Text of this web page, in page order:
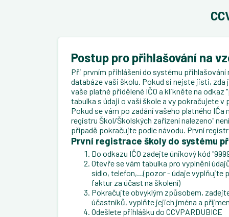
Postup pro přihlašování na
Při prvním přihlášení do systému
databáze vaši školu. Pokud si nejste jisti, zda
vaše platné přidělené IČO a klikněte na
tabulka s údaji o vaší škole a vy pokračujete
Pokud se vám po zadání vašeho platného IČa
registru Škol/Školských zařízení nalezeno"
případě pokračujte podle návodu. První
První registrace školy do systému
Do odkazu IČO zadejte únikový kód
Otevře se vám tabulka pro vyplnění
sídlo, telefon,...(pozor - údaje vyplňujte
faktur za účast na školení)
Pokračujte obvyklým způsobem,
účastníků, vyplňte jejich jména a
Odešlete přihlášku do CCVPARDUBICE